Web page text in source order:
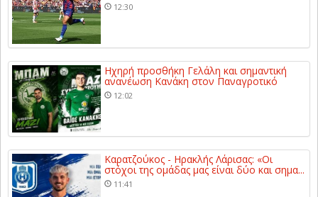
12:30
Ηχηρή προσθήκη Γελάλη και σημαντική
ανανέωση Κανάκη στον Παναγροτικό
12:02
Καρατζούκος - Ηρακλής Λάρισας: «Οι
στόχοι της ομάδας μας είναι δύο και σημα...
11:41